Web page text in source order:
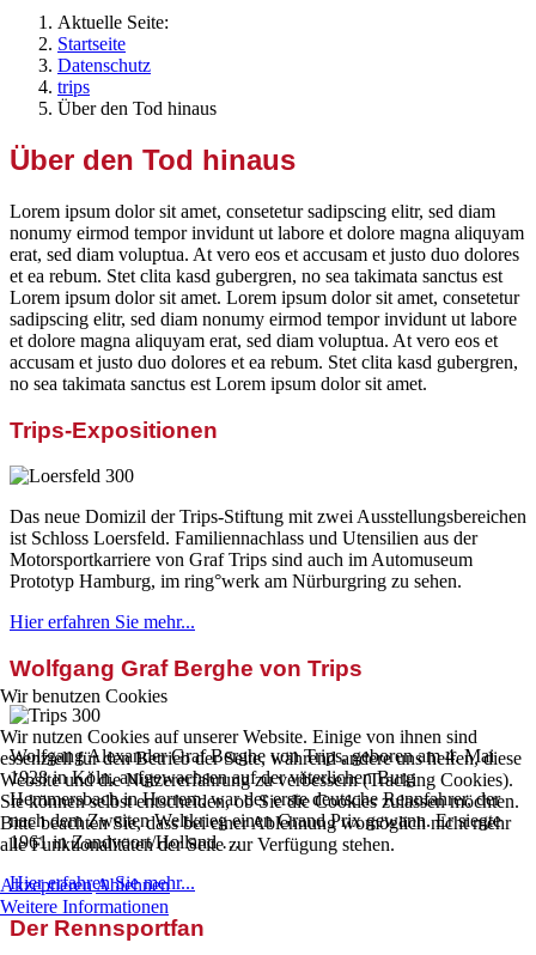
Aktuelle Seite:
Startseite
Datenschutz
trips
Über den Tod hinaus
Über den Tod hinaus
Lorem ipsum dolor sit amet, consetetur sadipscing elitr, sed diam
nonumy eirmod tempor invidunt ut labore et dolore magna aliquyam
erat, sed diam voluptua. At vero eos et accusam et justo duo dolores
et ea rebum. Stet clita kasd gubergren, no sea takimata sanctus est
Lorem ipsum dolor sit amet. Lorem ipsum dolor sit amet, consetetur
sadipscing elitr, sed diam nonumy eirmod tempor invidunt ut labore
et dolore magna aliquyam erat, sed diam voluptua. At vero eos et
accusam et justo duo dolores et ea rebum. Stet clita kasd gubergren,
no sea takimata sanctus est Lorem ipsum dolor sit amet.
Trips-Expositionen
Das neue Domizil der Trips-Stiftung mit zwei Ausstellungsbereichen
ist Schloss Loersfeld. Familiennachlass und Utensilien aus der
Motorsportkarriere von Graf Trips sind auch im Automuseum
Prototyp Hamburg, im ring°werk am Nürburgring zu sehen.
Hier erfahren Sie mehr...
Wolfgang Graf Berghe von Trips
Wolfgang Alexander Graf Berghe von Trips, geboren am 4. Mai
1928 in Köln, aufgewachsen auf der väterlichen Burg
Hemmersbach in Horrem, war der erste deutsche Rennfahrer, der
nach dem Zweiten Weltkrieg einen Grand Prix gewann. Er siegte
1961 in Zandvoort/Holland …
Hier erfahren Sie mehr...
Der Rennsportfan
Wir benutzen Cookies
Wir nutzen Cookies auf unserer Website. Einige von ihnen sind
essenziell für den Betrieb der Seite, während andere uns helfen, diese
Website und die Nutzererfahrung zu verbessern (Tracking Cookies).
Sie können selbst entscheiden, ob Sie die Cookies zulassen möchten.
Bitte beachten Sie, dass bei einer Ablehnung womöglich nicht mehr
alle Funktionalitäten der Seite zur Verfügung stehen.
AkzeptierenAblehnen
Weitere Informationen